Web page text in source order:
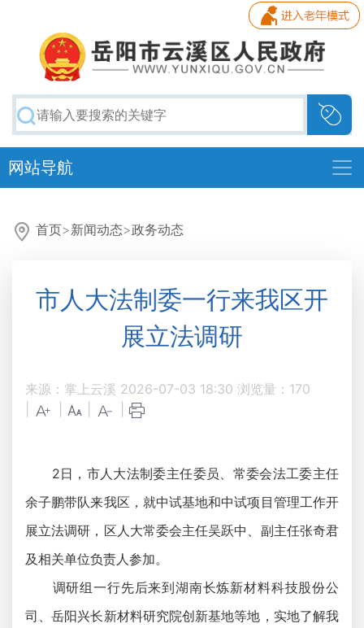
网站导航
首页>新闻动态>政务动态
市人大法制委一行来我区开
展立法调研
来源：掌上云溪 2026-07-03 18:30 浏览量： 170
2日，市人大法制委主任委员、常委会法工委主任
余子鹏带队来我区，就中试基地和中试项目管理工作开
展立法调研，区人大常委会主任吴跃中、副主任张奇君
及相关单位负责人参加。
调研组一行先后来到湖南长炼新材料科技股份公
司、岳阳兴长新材料研究院创新基地等地，实地了解我